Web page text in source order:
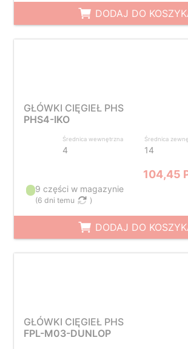
DODAJ DO
GŁÓWKI CIĘGIEŁ PHS
PHS4-IKO
Średnica wewnętrzna
4
Średnica
14
104,45
9 części w magazynie
(6 dni temu )
DODAJ DO
GŁÓWKI CIĘGIEŁ PHS
FPL-M03-DUNLOP